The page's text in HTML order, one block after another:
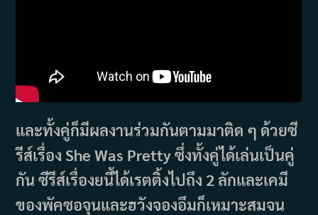
และทั้งคู่ก็มีผลงานร่วมกันตามมาติด ๆ ด้วยซี
รีส์เรื่อง She Was Pretty ซึ่งทั้งคู่ได้เล่นเป็นคู่
กัน ซีรีส์เรื่องยนี้ได้เรตติ้งไปถึง 2 ลักและเคมี
ของพัคซอจุนและฮวังจองอึมก็เหมาะสมจน